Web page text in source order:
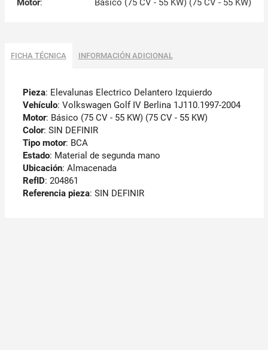
Motor: Básico (75 CV - 55 KW) (75 CV - 55 KW)
FICHA TÉCNICA INFORMACIÓN ADICIONAL
Pieza: Elevalunas Electrico Delantero Izquierdo
Vehículo: Volkswagen Golf IV Berlina 1J110.1997-2004
Motor: Básico (75 CV - 55 KW) (75 CV - 55 KW)
Color: SIN DEFINIR
Tipo motor: BCA
Estado: Material de segunda mano
Ubicación: Almacenada
RefID: 204861
Referencia pieza: SIN DEFINIR